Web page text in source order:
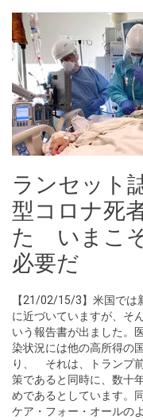
ランセット
型コロナ死
た いまこ
必要だ
【21/02/15/3】米国では
に近づいていますが、そ
いう報告書が出ました。
染状況には他の高所得の
り、 それは、トランプ
策であると同時に、数十
めであるとしています。
ケア・フォー・オールの